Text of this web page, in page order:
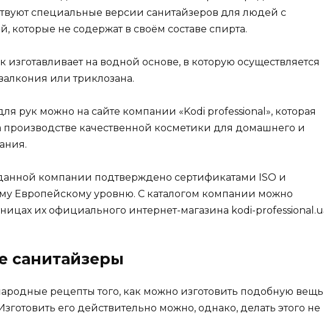
специальные версии санитайзеров для людей с
которые не содержат в своём составе спирта.
на водной основе, в которую осуществляется
или триклозана.
рук можно на сайте компании «Kodi professional», которая
производстве качественной косметики для домашнего и
компании подтверждено сертификатами ISO и
Европейскому уровню. С каталогом компании можно
их официального интернет-магазина kodi-
санитайзеры
рецепты того, как можно изготовить подобную
его действительно можно, однако, делать этого не